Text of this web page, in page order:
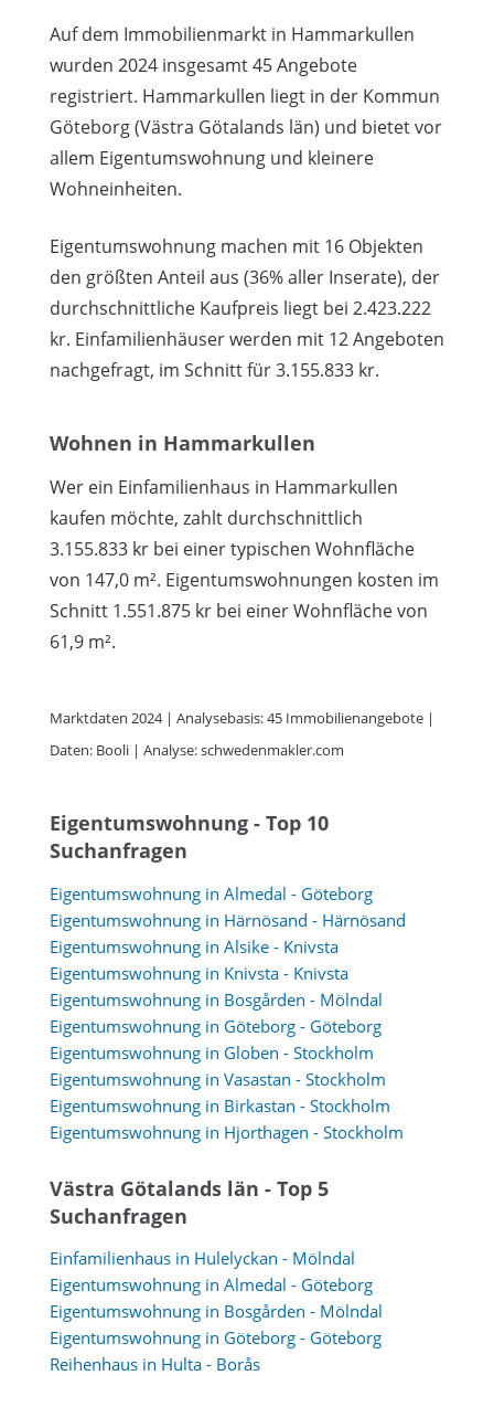
Auf dem Immobilienmarkt in Hammarkullen
wurden 2024 insgesamt 45 Angebote
registriert. Hammarkullen liegt in der Kommun
Göteborg (Västra Götalands län) und bietet vor
allem Eigentumswohnung und kleinere
Wohneinheiten.
Eigentumswohnung machen mit 16 Objekten
den größten Anteil aus (36% aller Inserate), der
durchschnittliche Kaufpreis liegt bei 2.423.222
kr. Einfamilienhäuser werden mit 12 Angeboten
nachgefragt, im Schnitt für 3.155.833 kr.
Wohnen in Hammarkullen
Wer ein Einfamilienhaus in Hammarkullen
kaufen möchte, zahlt durchschnittlich
3.155.833 kr bei einer typischen Wohnfläche
von 147,0 m². Eigentumswohnungen kosten im
Schnitt 1.551.875 kr bei einer Wohnfläche von
61,9 m².
Marktdaten 2024 | Analysebasis: 45 Immobilienangebote |
Daten: Booli | Analyse: schwedenmakler.com
Eigentumswohnung - Top 10
Suchanfragen
Eigentumswohnung in Almedal - Göteborg
Eigentumswohnung in Härnösand - Härnösand
Eigentumswohnung in Alsike - Knivsta
Eigentumswohnung in Knivsta - Knivsta
Eigentumswohnung in Bosgården - Mölndal
Eigentumswohnung in Göteborg - Göteborg
Eigentumswohnung in Globen - Stockholm
Eigentumswohnung in Vasastan - Stockholm
Eigentumswohnung in Birkastan - Stockholm
Eigentumswohnung in Hjorthagen - Stockholm
Västra Götalands län - Top 5
Suchanfragen
Einfamilienhaus in Hulelyckan - Mölndal
Eigentumswohnung in Almedal - Göteborg
Eigentumswohnung in Bosgården - Mölndal
Eigentumswohnung in Göteborg - Göteborg
Reihenhaus in Hulta - Borås